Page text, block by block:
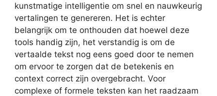
kunstmatige intelligentie om snel en nauwkeurig
vertalingen te genereren. Het is echter
belangrijk om te onthouden dat hoewel deze
tools handig zijn, het verstandig is om de
vertaalde tekst nog eens goed door te nemen
om ervoor te zorgen dat de betekenis en
context correct zijn overgebracht. Voor
complexe of formele teksten kan het raadzaam